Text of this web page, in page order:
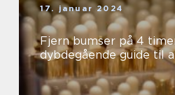
17. januar 2024
Fjern bumser på 4
dybdegående guide til